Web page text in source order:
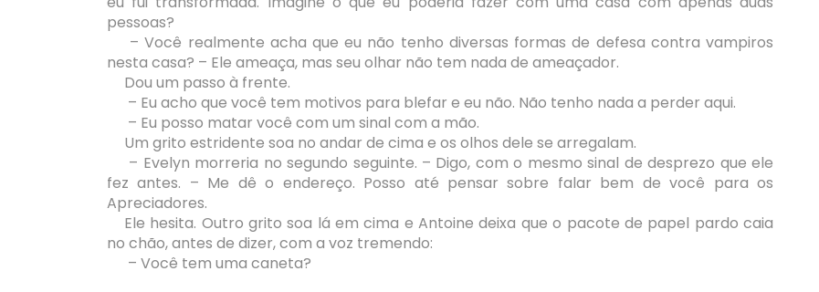
pessoas?
– Você realmente acha que eu não tenho diversas formas de defesa contra vampiros
nesta casa? – Ele ameaça, mas seu olhar não tem nada de ameaçador.
Dou um passo à frente.
– Eu acho que você tem motivos para blefar e eu não. Não tenho nada a perder aqui.
– Eu posso matar você com um sinal com a mão.
Um grito estridente soa no andar de cima e os olhos dele se arregalam.
– Evelyn morreria no segundo seguinte. – Digo, com o mesmo sinal de desprezo que ele
fez antes. – Me dê o endereço. Posso até pensar sobre falar bem de você para os
Apreciadores.
Ele hesita. Outro grito soa lá em cima e Antoine deixa que o pacote de papel pardo caia
no chão, antes de dizer, com a voz tremendo:
– Você tem uma caneta?